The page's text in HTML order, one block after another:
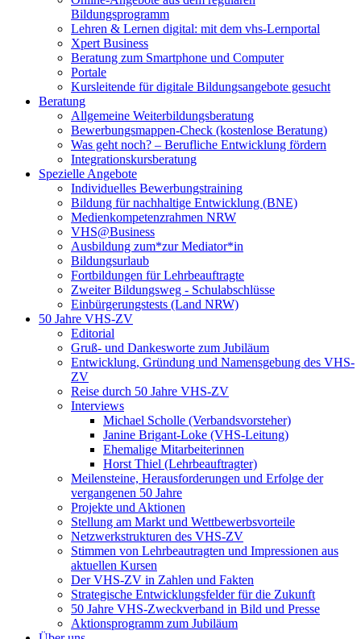
Bildungsprogramm
Lehren & Lernen digital: mit dem vhs-Lernportal
Xpert Business
Beratung zum Smartphone und Computer
Portale
Kursleitende für digitale Bildungsangebote gesucht
Beratung
Allgemeine Weiterbildungsberatung
Bewerbungsmappen-Check (kostenlose Beratung)
Was geht noch? – Berufliche Entwicklung fördern
Integrationskursberatung
Spezielle Angebote
Individuelles Bewerbungstraining
Bildung für nachhaltige Entwicklung (BNE)
Medienkompetenzrahmen NRW
VHS@Business
Ausbildung zum*zur Mediator*in
Bildungsurlaub
Fortbildungen für Lehrbeauftragte
Zweiter Bildungsweg - Schulabschlüsse
Einbürgerungstests (Land NRW)
50 Jahre VHS-ZV
Editorial
Gruß- und Dankesworte zum Jubiläum
Entwicklung, Gründung und Namensgebung des VHS-
ZV
Reise durch 50 Jahre VHS-ZV
Interviews
Michael Scholle (Verbandsvorsteher)
Janine Brigant-Loke (VHS-Leitung)
Ehemalige Mitarbeiterinnen
Horst Thiel (Lehrbeauftragter)
Meilensteine, Herausforderungen und Erfolge der
vergangenen 50 Jahre
Projekte und Aktionen
Stellung am Markt und Wettbewerbsvorteile
Netzwerkstrukturen des VHS-ZV
Stimmen von Lehrbeautragten und Impressionen aus
aktuellen Kursen
Der VHS-ZV in Zahlen und Fakten
Strategische Entwicklungsfelder für die Zukunft
50 Jahre VHS-Zweckverband in Bild und Presse
Aktionsprogramm zum Jubiläum